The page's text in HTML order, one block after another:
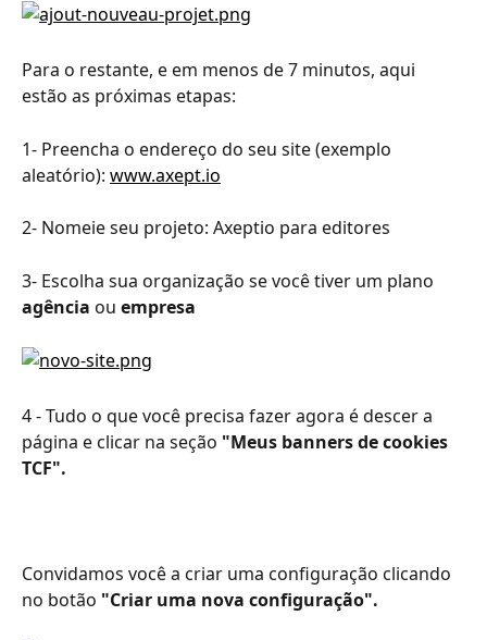
Para o restante, e em menos de 7 minutos, aqui
estão as próximas etapas:
1- Preencha o endereço do seu site (exemplo
aleatório): www.axept.io
2- Nomeie seu projeto: Axeptio para editores
3- Escolha sua organização se você tiver um plano
agência ou empresa
4 - Tudo o que você precisa fazer agora é descer a
página e clicar na seção "Meus banners de cookies
TCF".
Convidamos você a criar uma configuração clicando
no botão "Criar uma nova configuração".